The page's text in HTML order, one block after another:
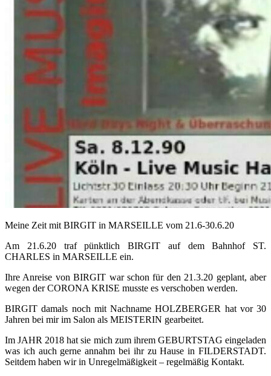
Meine Zeit mit BIRGIT in MARSEILLE vom 21.6-30.6.20
Am 21.6.20 traf pünktlich BIRGIT auf dem Bahnhof ST.
CHARLES in MARSEILLE ein.
Ihre Anreise von BIRGIT war schon für den 21.3.20 geplant, aber
wegen der CORONA KRISE musste es verschoben werden.
BIRGIT damals noch mit Nachname HOLZBERGER hat vor 30
Jahren bei mir im Salon als MEISTERIN gearbeitet.
Im JAHR 2018 hat sie mich zum ihrem GEBURTSTAG eingeladen
was ich auch gerne annahm bei ihr zu Hause in FILDERSTADT.
Seitdem haben wir in Unregelmäßigkeit – regelmäßig Kontakt.